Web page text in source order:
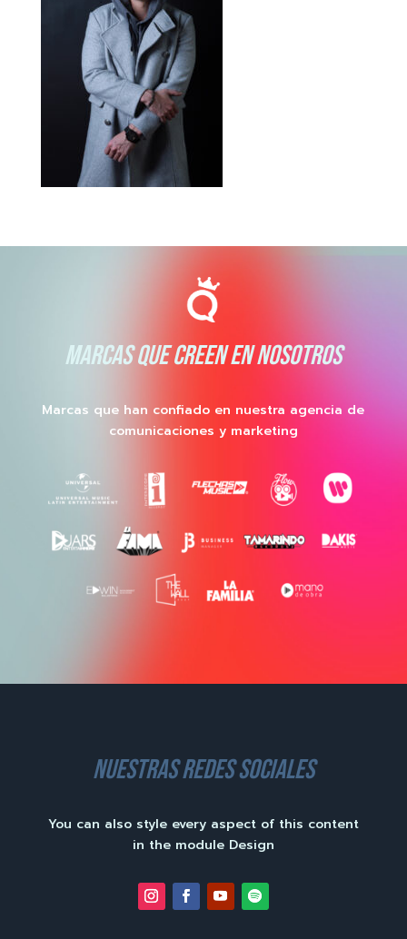
MARCAS QUE CREEN EN NOSOTROS
Marcas que han confiado en nuestra agencia de
comunicaciones y marketing
nuestras redes sociales
You can also style every aspect of this content
in the module Design